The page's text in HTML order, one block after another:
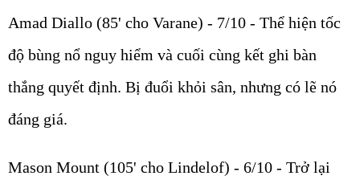
Amad Diallo (85' cho Varane) - 7/10 - Thể hiện tốc
độ bùng nổ nguy hiểm và cuối cùng kết ghi bàn
thắng quyết định. Bị đuổi khỏi sân, nhưng có lẽ nó
đáng giá.
Mason Mount (105' cho Lindelof) - 6/10 - Trở lại